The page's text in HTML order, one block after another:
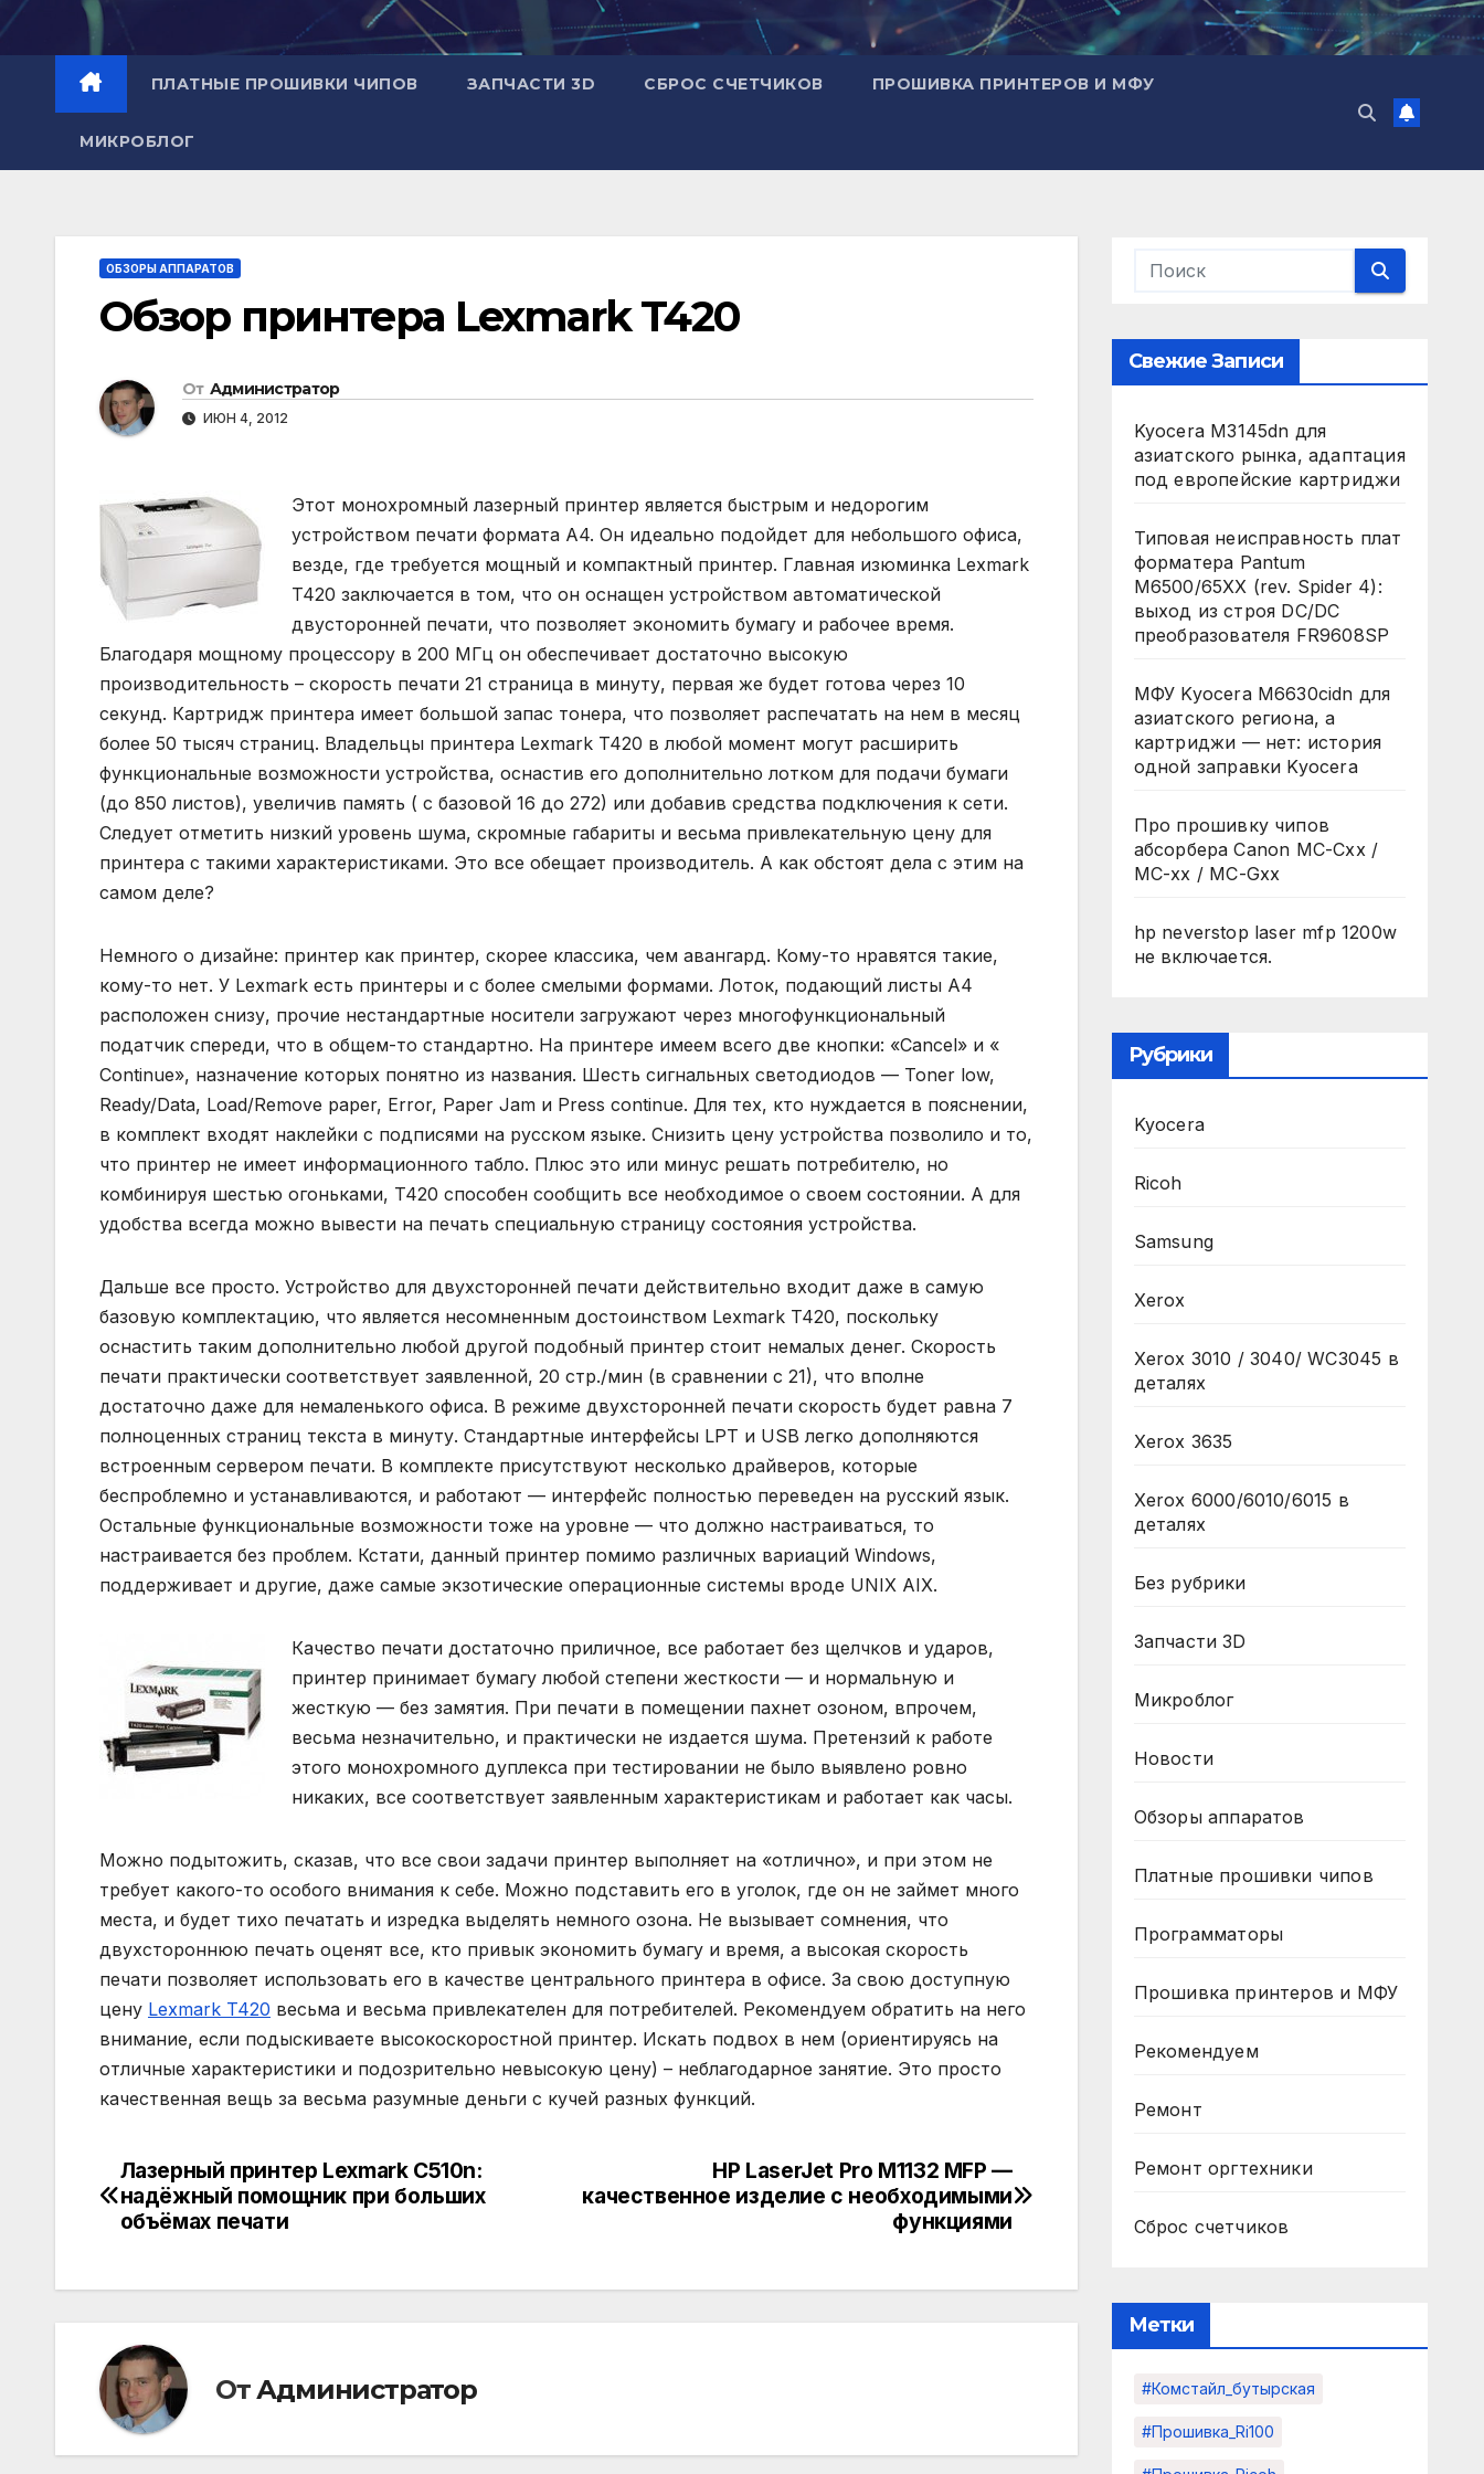
Перейти
содержимому
ПЛАТНЫЕ ПРОШИВКИ ЧИПОВ ЗАПЧАСТИ 3D СБРОС СЧЕТЧИКОВ ПРОШИВКА ПРИНТЕРОВ И МФУ
МИКРОБЛОГ
ОБЗОРЫ АППАРАТОВ
Обзор принтера Lexmark T420
От Администратор
ИЮН 4, 2012
Этот монохромный лазерный принтер является быстрым и недорогим
устройством печати формата А4. Он идеально подойдет для небольшого офиса,
везде, где требуется мощный и компактный принтер. Главная изюминка Lexmark
T420 заключается в том, что он оснащен устройством автоматической
двусторонней печати, что позволяет экономить бумагу и рабочее время.
Благодаря мощному процессору в 200 МГц он обеспечивает достаточно высокую
производительность – скорость печати 21 страница в минуту, первая же будет готова через 10
секунд. Картридж принтера имеет большой запас тонера, что позволяет распечатать на нем в месяц
более 50 тысяч страниц. Владельцы принтера Lexmark T420 в любой момент могут расширить
функциональные возможности устройства, оснастив его дополнительно лотком для подачи бумаги
(до 850 листов), увеличив память ( с базовой 16 до 272) или добавив средства подключения к сети.
Следует отметить низкий уровень шума, скромные габариты и весьма привлекательную цену для
принтера с такими характеристиками. Это все обещает производитель. А как обстоят дела с этим на
самом деле?
Немного о дизайне: принтер как принтер, скорее классика, чем авангард. Кому-то нравятся такие,
кому-то нет. У Lexmark есть принтеры и с более смелыми формами. Лоток, подающий листы A4
расположен снизу, прочие нестандартные носители загружают через многофункциональный
податчик спереди, что в общем-то стандартно. На принтере имеем всего две кнопки: «Cancel» и «
Continue», назначение которых понятно из названия. Шесть сигнальных светодиодов — Toner low,
Ready/Data, Load/Remove paper, Error, Paper Jam и Press continue. Для тех, кто нуждается в пояснении,
в комплект входят наклейки с подписями на русском языке. Снизить цену устройства позволило и то,
что принтер не имеет информационного табло. Плюс это или минус решать потребителю, но
комбинируя шестью огоньками, T420 способен сообщить все необходимое о своем состоянии. А для
удобства всегда можно вывести на печать специальную страницу состояния устройства.
Дальше все просто. Устройство для двухсторонней печати действительно входит даже в самую
базовую комплектацию, что является несомненным достоинством Lexmark T420, поскольку
оснастить таким дополнительно любой другой подобный принтер стоит немалых денег. Скорость
печати практически соответствует заявленной, 20 стр./мин (в сравнении с 21), что вполне
достаточно даже для немаленького офиса. В режиме двухсторонней печати скорость будет равна 7
полноценных страниц текста в минуту. Стандартные интерфейсы LPT и USB легко дополняются
встроенным сервером печати. В комплекте присутствуют несколько драйверов, которые
беспроблемно и устанавливаются, и работают — интерфейс полностью переведен на русский язык.
Остальные функциональные возможности тоже на уровне — что должно настраиваться, то
настраивается без проблем. Кстати, данный принтер помимо различных вариаций Windows,
поддерживает и другие, даже самые экзотические операционные системы вроде UNIX AIX.
Качество печати достаточно приличное, все работает без щелчков и ударов,
принтер принимает бумагу любой степени жесткости — и нормальную и
жесткую — без замятия. При печати в помещении пахнет озоном, впрочем,
весьма незначительно, и практически не издается шума. Претензий к работе
этого монохромного дуплекса при тестировании не было выявлено ровно
никаких, все соответствует заявленным характеристикам и работает как часы.
Можно подытожить, сказав, что все свои задачи принтер выполняет на «отлично», и при этом не
требует какого-то особого внимания к себе. Можно подставить его в уголок, где он не займет много
места, и будет тихо печатать и изредка выделять немного озона. Не вызывает сомнения, что
двухстороннюю печать оценят все, кто привык экономить бумагу и время, а высокая скорость
печати позволяет использовать его в качестве центрального принтера в офисе. За свою доступную
цену Lexmark T420 весьма и весьма привлекателен для потребителей. Рекомендуем обратить на него
внимание, если подыскиваете высокоскоростной принтер. Искать подвох в нем (ориентируясь на
отличные характеристики и подозрительно невысокую цену) – неблагодарное занятие. Это просто
качественная вещь за весьма разумные деньги с кучей разных функций.
Навигация
по
HP LaserJet Pro M1132 MFP —
качественное изделие c необходимыми
функциями
Лазерный принтер Lexmark C510n:
надёжный помощник при больших
объёмах печати
ОтАдминистратор
Свежие Записи
Kyocera M3145dn для
азиатского рынка, адаптация
под европейские картриджи
Типовая неисправность плат
форматера Pantum
M6500/65XX (rev. Spider 4):
выход из строя DC/DC
преобразователя FR9608SP
МФУ Kyocera M6630cidn для
азиатского региона, а
картриджи — нет: история
одной заправки Kyocera
Про прошивку чипов
абсорбера Canon MC-Cxx /
MC-xx / MC-Gxx
hp neverstop laser mfp 1200w
не включается.
Рубрики
Kyocera
Ricoh
Samsung
Xerox
Xerox 3010 / 3040/ WC3045 в
деталях
Xerox 3635
Xerox 6000/6010/6015 в
деталях
Без рубрики
Запчасти 3D
Микроблог
Новости
Обзоры аппаратов
Платные прошивки чипов
Программаторы
Прошивка принтеров и МФУ
Рекомендуем
Ремонт
Ремонт оргтехники
Сброс счетчиков
Метки
#комстайл_бутырская
#прошивка_Ri100